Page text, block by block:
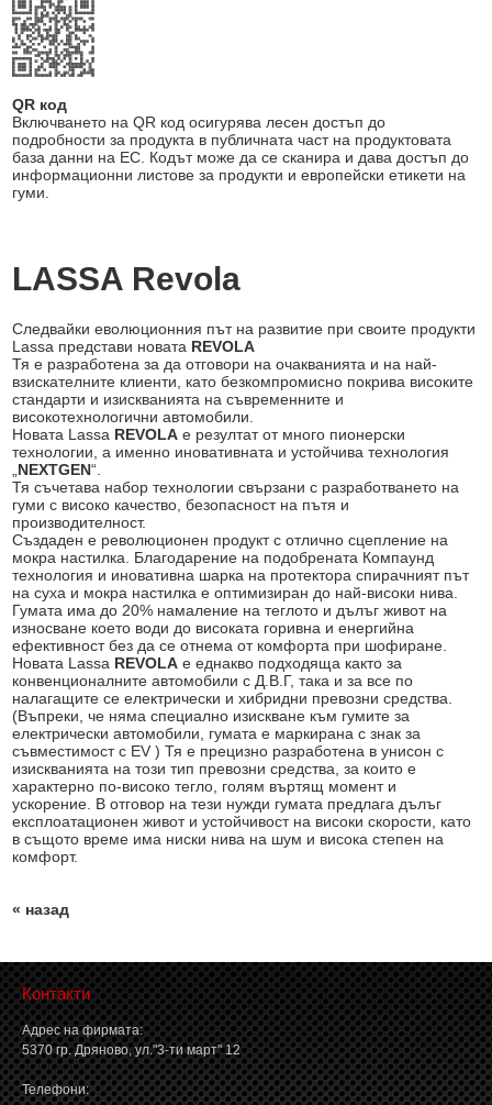
QR код
Включването на QR код осигурява лесен достъп до
подробности за продукта в публичната част на продуктовата
база данни на ЕС. Кодът може да се сканира и дава достъп до
информационни листове за продукти и европейски етикети на
гуми.
LASSA Revola
Следвайки еволюционния път на развитие при своите продукти
Lassa представи новата REVOLA
Тя е разработена за да отговори на очакванията и на най-
взискателните клиенти, като безкомпромисно покрива високите
стандарти и изискванията на съвременните и
високотехнологични автомобили.
Новата Lassa REVOLA е резултат от много пионерски
технологии, а именно иновативната и устойчива технология
„NEXTGEN“.
Тя съчетава набор технологии свързани с разработването на
гуми с високо качество, безопасност на пътя и
производителност.
Създаден е революционен продукт с отлично сцепление на
мокра настилка. Благодарение на подобрената Компаунд
технология и иновативна шарка на протектора спирачният път
на суха и мокра настилка е оптимизиран до най-високи нива.
Гумата има до 20% намаление на теглото и дълъг живот на
износване което води до високата горивна и енергийна
ефективност без да се отнема от комфорта при шофиране.
Новата Lassa REVOLA e еднакво подходяща както за
конвенционалните автомобили с Д.В.Г, така и за все по
налагащите се електрически и хибридни превозни средства.
(Въпреки, че няма специално изискване към гумите за
електрически автомобили, гумата е маркирана с знак за
съвместимост с ЕV ) Тя е прецизно разработена в унисон с
изискванията на този тип превозни средства, за които е
характерно по-високо тегло, голям въртящ момент и
ускорение. В отговор на тези нужди гумата предлага дълъг
експлоатационен живот и устойчивост на високи скорости, като
в същото време има ниски нива на шум и висока степен на
комфорт.
« назад
Контакти
Адрес на фирмата:
5370 гр. Дряново, ул."3-ти март" 12
Телефони: